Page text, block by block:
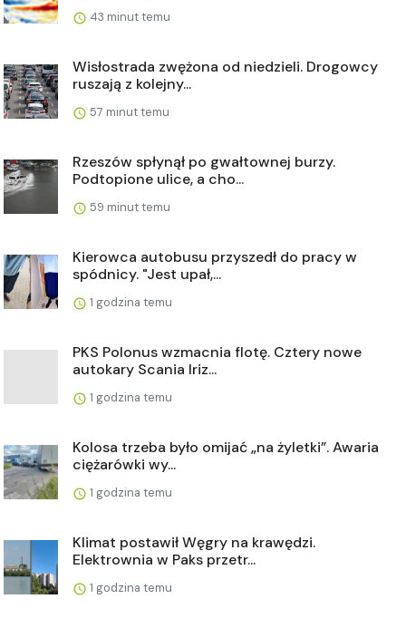
43 minut temu
Wisłostrada zwężona od niedzieli. Drogowcy
ruszają z kolejny...
57 minut temu
Rzeszów spłynął po gwałtownej burzy.
Podtopione ulice, a cho...
59 minut temu
Kierowca autobusu przyszedł do pracy w
spódnicy. "Jest upał,...
1 godzina temu
PKS Polonus wzmacnia flotę. Cztery nowe
autokary Scania Iriz...
1 godzina temu
Kolosa trzeba było omijać „na żyletki”. Awaria
ciężarówki wy...
1 godzina temu
Klimat postawił Węgry na krawędzi.
Elektrownia w Paks przetr...
1 godzina temu